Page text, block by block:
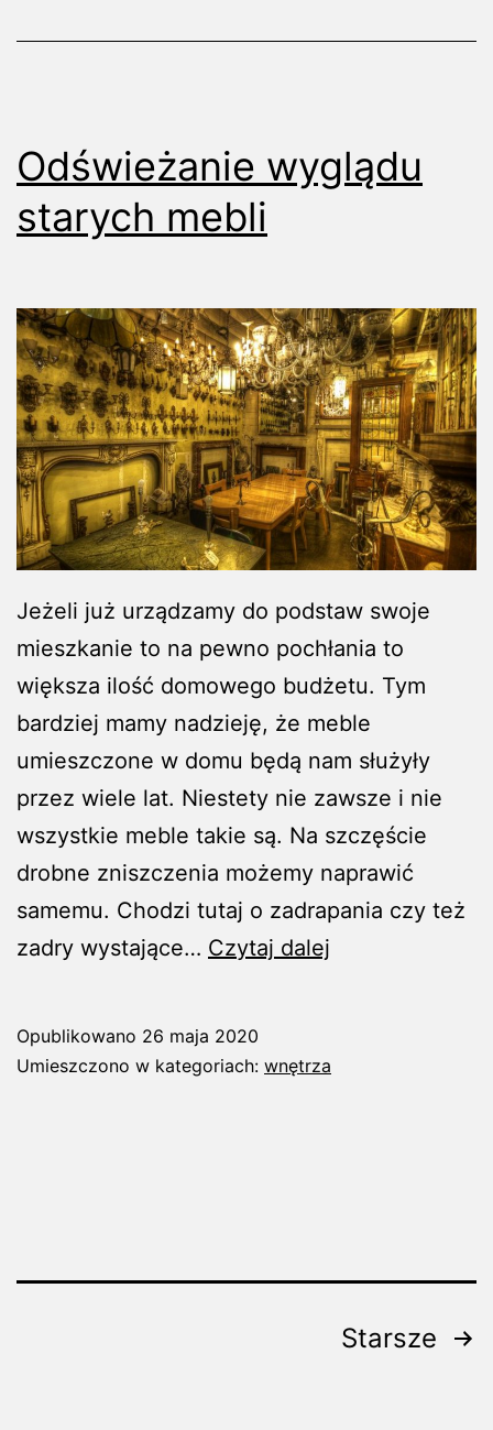
Odświeżanie wyglądu
starych mebli
Jeżeli już urządzamy do podstaw swoje
mieszkanie to na pewno pochłania to
większa ilość domowego budżetu. Tym
bardziej mamy nadzieję, że meble
umieszczone w domu będą nam służyły
przez wiele lat. Niestety nie zawsze i nie
wszystkie meble takie są. Na szczęście
drobne zniszczenia możemy naprawić
samemu. Chodzi tutaj o zadrapania czy też
zadry wystające… Czytaj dalej
mebli
Opublikowano 26 maja 2020
Umieszczono w kategoriach: wnętrza
Starsze